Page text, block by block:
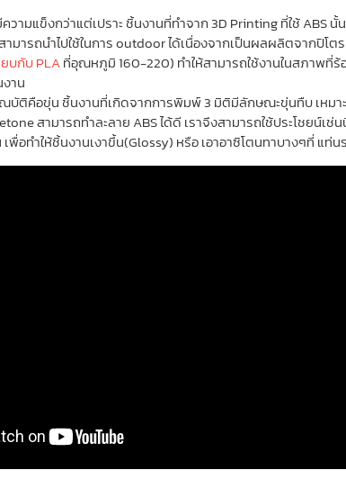
วามแข็งกว่าแต่เปราะ ชิ้นงานที่ทำจาก 3D Printing ที่ใช้ ABS
มารถนำไปใช้ในการ outdoor ได้เนื่องจากเป็นผลผลิตจากปิโ
บกับ PLAที่อุณหภูมิ 160-220) ทำให้สามารถใช้งานในสภาพที่
าน
ณบัติคือขุ่น ชิ้นงานที่เกิดจากการพิมพ์ 3 มิติมีลักษณะขุ่นทืบ เห
สามารถทำละลาย ABS ได้ดี เราจึงสามารถใช้ประโชยน์
พื่อทำให้ชิ้นงานเงาขึ้น(Glossy) หรือ เอาอาซิโตนทาบางๆที่ แท่